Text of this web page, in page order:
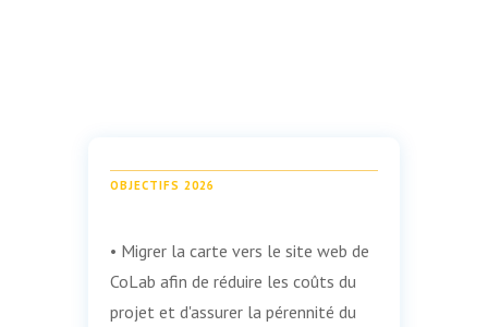
OBJECTIFS 2026
• Migrer la carte vers le site web de
CoLab afin de réduire les coûts du
projet et d'assurer la pérennité du